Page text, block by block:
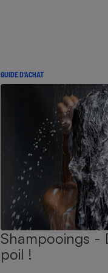
GUIDE D'ACHAT
Shampooings -
poil !